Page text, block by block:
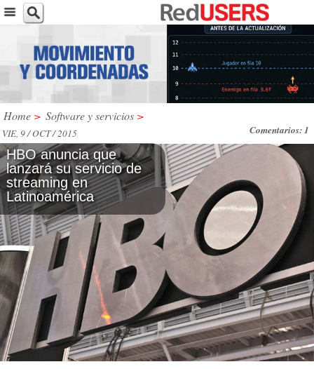
Home > Software y servicios >
Comentarios: 1
VIE, 9 / OCT / 2015
HBO anuncia que
lanzará su servicio de
streaming en
Latinoamérica